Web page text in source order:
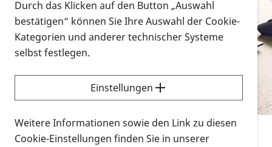
Vorlesen
Alle Infomaterialien in verschiedenen
Formaten an einem Ort
Sie möchten wissen, wie Sie nach Infonmaterial
suchen und dieses bestellen bzw. herunterladen
können? Schauen Sie sich dieErklärvideos zum
Thema Infomaterial auf der PRO RETINA-Website
für blinde und sehbehinderte Menschen an.
Durch das Klicken auf den Button „Auswahl
bestätigen“ können Sie Ihre Auswahl der Cookie-
Kategorien und anderer technischer Systeme
selbst festlegen.
Einstellungen
Weitere Informationen sowie den Link zu diesen
Cookie-Einstellungen finden Sie in unserer